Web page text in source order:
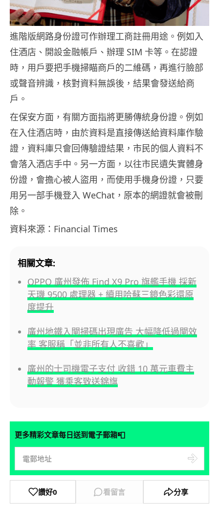
進階版網路身份證可作辦理工商註冊用途。例如入
住酒店、開設金融帳戶、辦理 SIM 卡等。在認證
時，用戶要把手機掃瞄商戶的二維碼，再進行臉部
或聲音辨識，核對資料無誤後，結果會發送給商
戶。
在保安方面，有關方面指將更勝傳統身份證。例如
在入住酒店時，由於資料是直接傳送給資料庫作驗
證，資料庫只會回傳驗證結果，市民的個人資料不
會落入酒店手中。另一方面，以往市民遺失實體身
份證，會擔心被人盜用，而使用手機身份證，只要
用另一部手機登入 WeChat，原本的網證就會被刪
除。
資料來源：Financial Times
相關文章:
OPPO 廣州發佈 Find X9 Pro 旗艦手機 採新
天璣 9500 處理器 + 續用哈蘇三鏡色彩還原
度提升
廣州地鐵入閘掃碼出現廣告 大幅降低過閘效
率 客服稱「並非所有人不喜歡」
廣州的士司機電子支付 收錯 10 萬元車費主
動報警 獲乘客致送錦旗
更多精彩文章每日送到電子郵箱📮
讚好0 看留言 分享